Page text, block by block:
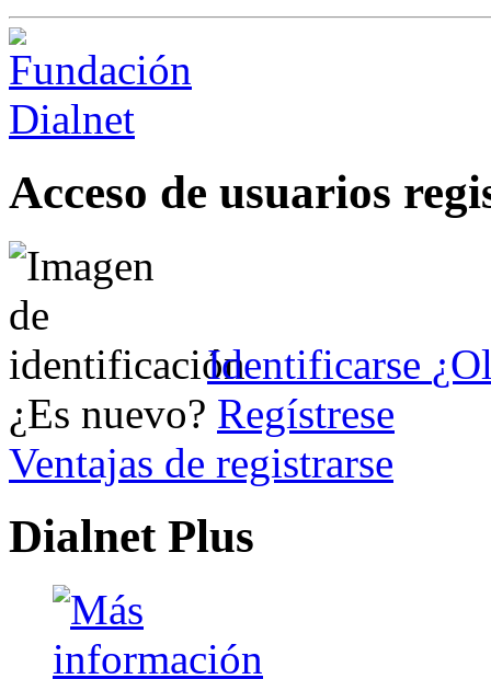
Acceso de usuarios
Identificarse
¿Es nuevo? Regístrese
Ventajas de registrarse
Dialnet Plus